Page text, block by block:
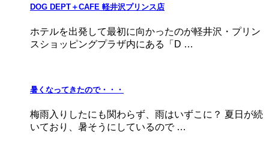
DOG DEPT＋CAFE 軽井沢プリンス店
ホテルを出発して最初に向かったのが軽井沢・プリン
スショッピングプラザ内にある「D …
暑くなってきたので・・・
梅雨入りしたにも関わらず、雨はいずこに？ 夏日が続
いており、暑そうにしているので …